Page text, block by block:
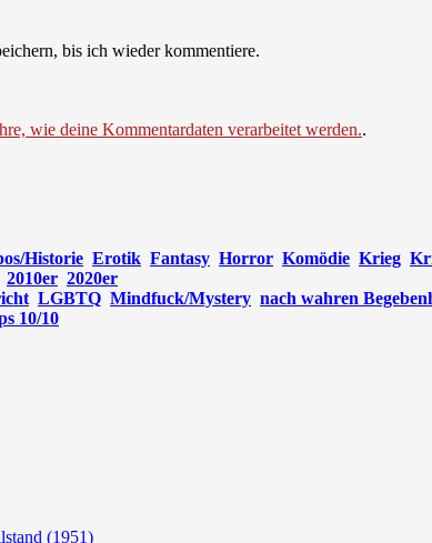
bis ich wieder kommentiere.
wie deine Kommentardaten verarbeitet werden..
Historie Erotik Fantasy Horror Komödie Krieg
2010er 2020er
LGBTQ Mindfuck/Mystery nach wahren
10/10
(1951)